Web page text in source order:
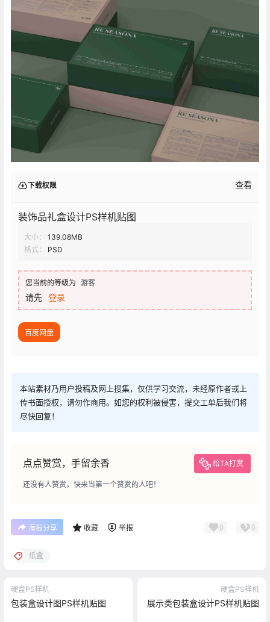
下载权限 查看
装饰品礼盒设计PS样机贴图
大小：
139.08MB
格式：
PSD
您当前的等级为 游客
请先 登录
百度网盘
本站素材乃用户投稿及网上搜集，仅供学习交流，未经原作者或上
传书面授权，请勿作商用。如您的权利被侵害，提交工单后我们将
尽快回复！
点点赞赏，手留余香 给TA打赏
还没有人赞赏，快来当第一个赞赏的人吧！
海报分享 收藏 举报 0 0
纸盒
硬盒PS样机
包装盒设计图PS样机贴图
硬盒PS样机
展示类包装盒设计PS样机贴图